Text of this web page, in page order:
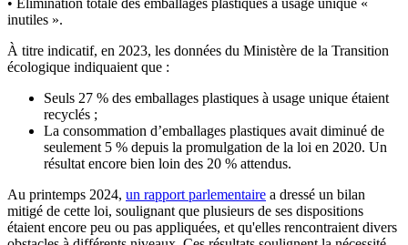
inutiles ».
À titre indicatif, en 2023, les données du Ministère de la Transition
écologique indiquaient que :
Seuls 27 % des emballages plastiques à usage unique étaient
recyclés ;
La consommation d’emballages plastiques avait diminué de
seulement 5 % depuis la promulgation de la loi en 2020. Un
résultat encore bien loin des 20 % attendus.
Au printemps 2024, un rapport parlementaire a dressé un bilan
mitigé de cette loi, soulignant que plusieurs de ses dispositions
étaient encore peu ou pas appliquées, et qu'elles rencontraient divers